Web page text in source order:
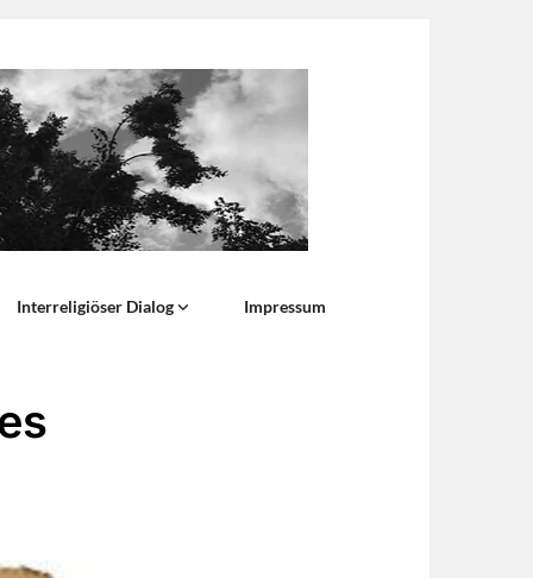
Interreligiöser Dialog Impressum